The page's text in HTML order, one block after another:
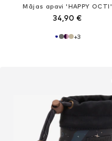
Mājas apavi 'HAPPY OCTI'
34,90 €
+3